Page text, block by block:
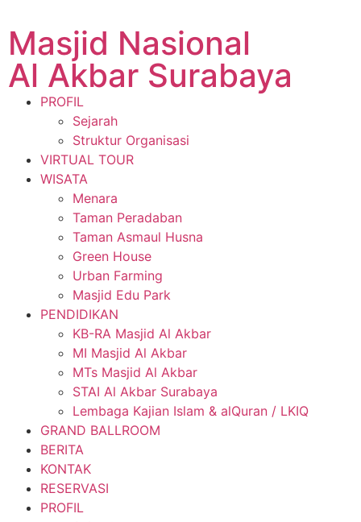
Masjid Nasional
Al Akbar Surabaya
PROFIL
Sejarah
Struktur Organisasi
VIRTUAL TOUR
WISATA
Menara
Taman Peradaban
Taman Asmaul Husna
Green House
Urban Farming
Masjid Edu Park
PENDIDIKAN
KB-RA Masjid Al Akbar
MI Masjid Al Akbar
MTs Masjid Al Akbar
STAI Al Akbar Surabaya
Lembaga Kajian Islam & alQuran / LKIQ
GRAND BALLROOM
BERITA
KONTAK
RESERVASI
PROFIL